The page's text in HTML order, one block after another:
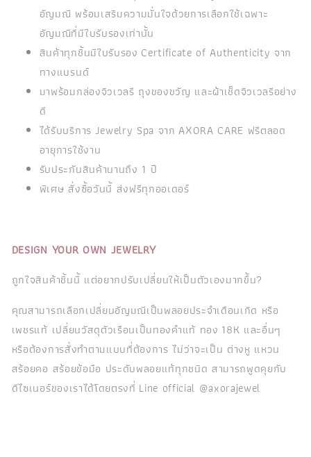
อัญมณี พร้อมเสริมความมั่นใจด้วยการเลือกใช้เฉพาะ
อัญมณีที่มีใบรับรองเท่านั้น
สินค้าทุกชิ้นมีใบรับรอง Certificate of Authenticity จาก
ทางแบรนด์
มาพร้อมกล่องจิวเวลรี ถุงของขวัญ และผ้าเช็ดจิวเวลรีอย่าง
ดี
ได้รับบริการ Jewelry Spa จาก AXORA CARE ฟรีตลอด
อายุการใช้งาน
รับประกันสินค้านานถึง 1 ปี
พิเศษ สั่งซื้อวันนี้ ส่งฟรีทุกออเดอร์
DESIGN YOUR OWN JEWELRY
ถูกใจสินค้าชิ้นนี้ แต่อยากปรับเปลี่ยนให้เป็นตัวเองมากขึ้น?
คุณสามารถเลือกเปลี่ยนอัญมณีเป็นพลอยประจำเดือนเกิด หรือ
เพชรแท้ เปลี่ยนวัสดุตัวเรือนเป็นทองคำแท้ ทอง 18K และอื่นๆ
หรือต้องการสั่งทำตามแบบที่ต้องการ ไม่ว่าจะเป็น ต่างหู แหวน
สร้อยคอ สร้อยข้อมือ ประดับพลอยแท้ทุกชนิด สามารถพูดคุยกับ
ดีไซเนอร์ของเราได้โดยตรงที่ Line official @axorajewel